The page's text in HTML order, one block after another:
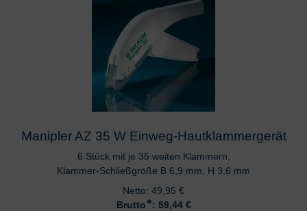
Manipler AZ 35 W Einweg-Hautklammergerät
6 Stück mit je 35 weiten Klammern,
Klammer-Schließgröße B 6,9 mm, H 3,6 mm
Netto: 49,95 €
Brutto∗: 59,44 €